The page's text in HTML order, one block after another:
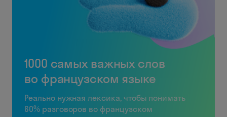
1000 самых важных слов
во французском языке
Реально нужная лексика, чтобы понимать
60% разговоров во французском